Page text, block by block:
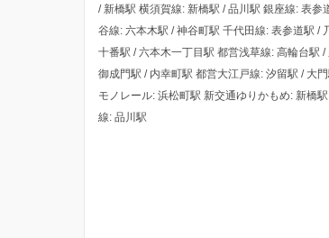
/ 新橋駅 横須賀線: 新橋駅 / 品川駅 銀座線: 表
谷線: 六本木駅 / 神谷町駅 千代田線: 表参道駅 /
十番駅 / 六本木一丁目駅 都営浅草線: 高輪台駅
御成門駅 / 内幸町駅 都営大江戸線: 汐留駅 / 大
モノレール: 浜松町駅 新交通ゆりかもめ: 新橋
線: 品川駅